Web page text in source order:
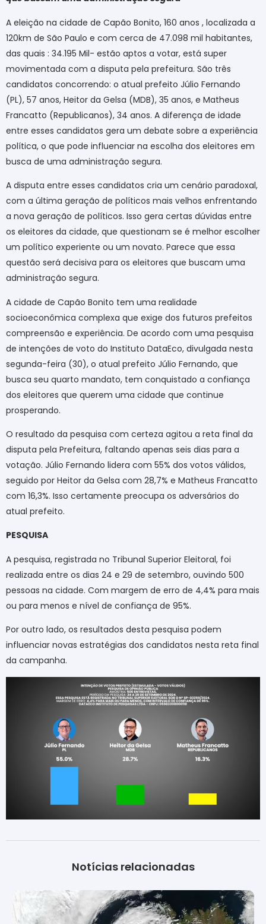
A eleição na cidade de Capão Bonito, 160 anos , localizada a
120km de São Paulo e com cerca de 47.098 mil habitantes,
das quais : 34.195 Mil- estão aptos a votar, está super
movimentada com a disputa pela prefeitura. São três
candidatos concorrendo: o atual prefeito Júlio Fernando
(PL), 57 anos, Heitor da Gelsa (MDB), 35 anos, e Matheus
Francatto (Republicanos), 34 anos. A diferença de idade
entre esses candidatos gera um debate sobre a experiência
política, o que pode influenciar na escolha dos eleitores em
busca de uma administração segura.
A disputa entre esses candidatos cria um cenário paradoxal,
com a última geração de políticos mais velhos enfrentando
a nova geração de políticos. Isso gera certas dúvidas entre
os eleitores da cidade, que questionam se é melhor escolher
um político experiente ou um novato. Parece que essa
questão será decisiva para os eleitores que buscam uma
administração segura.
A cidade de Capão Bonito tem uma realidade
socioeconômica complexa que exige dos futuros prefeitos
compreensão e experiência. De acordo com uma pesquisa
de intenções de voto do Instituto DataEco, divulgada nesta
segunda-feira (30), o atual prefeito Júlio Fernando, que
busca seu quarto mandato, tem conquistado a confiança
dos eleitores que querem uma cidade que continue
prosperando.
O resultado da pesquisa com certeza agitou a reta final da
disputa pela Prefeitura, faltando apenas seis dias para a
votação. Júlio Fernando lidera com 55% dos votos válidos,
seguido por Heitor da Gelsa com 28,7% e Matheus Francatto
com 16,3%. Isso certamente preocupa os adversários do
atual prefeito.
PESQUISA
A pesquisa, registrada no Tribunal Superior Eleitoral, foi
realizada entre os dias 24 e 29 de setembro, ouvindo 500
pessoas na cidade. Com margem de erro de 4,4% para mais
ou para menos e nível de confiança de 95%.
Por outro lado, os resultados desta pesquisa podem
influenciar novas estratégias dos candidatos nesta reta final
da campanha.
Notícias relacionadas